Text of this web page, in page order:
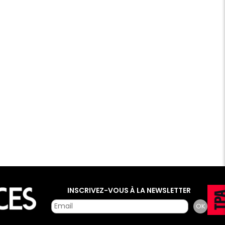
INSCRIVEZ-VOUS À LA NEWSLETTER